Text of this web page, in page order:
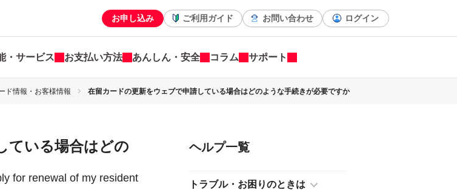
お申し込み ご利用ガイド お問い合わせ ログイン
・サービス お支払い方法 あんしん・安全 コラム サポート
ド情報・お客様情報 在留カードの更新をウェブで申請している場合はどのような手続きが必要ですか
ている場合はどの
for renewal of my resident
ヘルプ
トラブル・お困りのときは